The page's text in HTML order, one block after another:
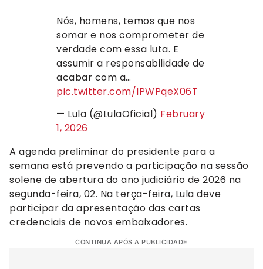
Nós, homens, temos que nos
somar e nos comprometer de
verdade com essa luta. E
assumir a responsabilidade de
acabar com a…
pic.twitter.com/lPWPqeX06T
— Lula (@LulaOficial) February
1, 2026
A agenda preliminar do presidente para a
semana está prevendo a participação na sessão
solene de abertura do ano judiciário de 2026 na
segunda-feira, 02. Na terça-feira, Lula deve
participar da apresentação das cartas
credenciais de novos embaixadores.
CONTINUA APÓS A PUBLICIDADE